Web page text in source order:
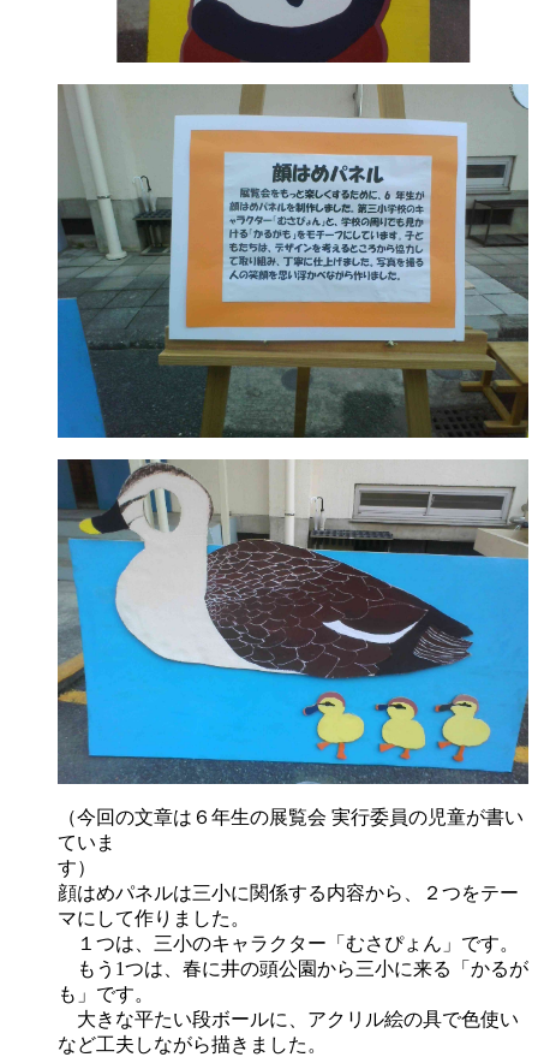
（今回の文章は６年生の展覧会 実行委員の児童が書い
ていま
す）
顔はめパネルは三小に関係する内容から、２つをテー
マにして作りました。
１つは、三小のキャラクター「むさぴょん」です。
もう1つは、春に井の頭公園から三小に来る「かるが
も」です。
大きな平たい段ボールに、アクリル絵の具で色使い
など工夫しながら描きました。